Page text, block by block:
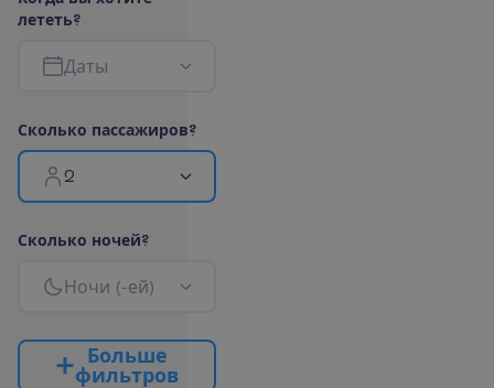
лететь?
Даты
Сколько пассажиров?
2
Сколько ночей?
Ночи (-ей)
Больше
фильтров